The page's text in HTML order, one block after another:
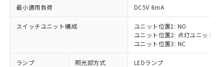
最小適用負荷 DC5V 6mA
スイッチユニット構成
ユニット位置1: NO
ユニット位置2: 点灯ユニット
ユニット位置3: NC
ランプ 照光部方式 LEDランプ